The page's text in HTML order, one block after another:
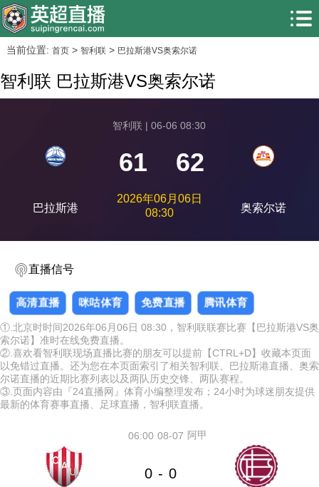
当前位置: 首页> 智利联> 巴拉斯港VS奥索尔诺
智利联 巴拉斯港VS奥索尔诺
巴拉斯港
智利联 | 06-06 08:30
61 62
2026年06月06日
08:30
奥索尔诺
直播信号
高清直播 咪咕体育 免费直播 腾讯体育
①.北京时时间2026年06月06日 08:30，智利联联赛比赛【巴拉斯港VS奥
索尔诺】准时在线免费直播。
②.喜欢看智利联现场直播比赛的朋友可以提前【CTRL+D】收藏本页面
以免错过直播。还为您在本页面索引了相关智利联、巴拉斯港直播、奥索
尔诺直播的近期比赛列表以及两队历史交锋、两队赛程。
③.页面内容由『24直播网』体育小编整理发布；24小时为球迷朋友提供
最新的体育赛事直播、足球直播，智利联直播。
08-07
06:00 阿甲
0 - 0